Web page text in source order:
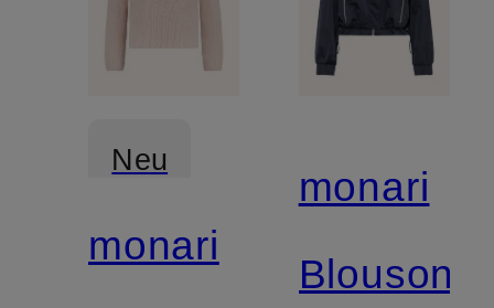
Neu
monari
monari
Blouson